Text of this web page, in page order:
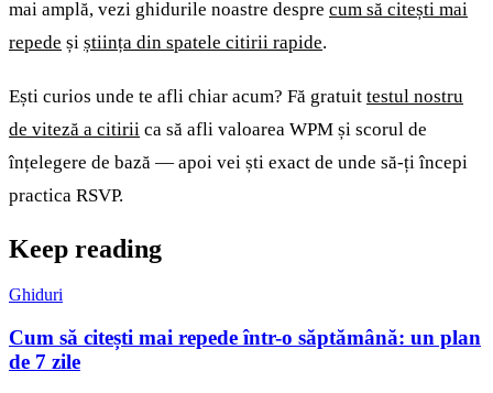
mai amplă, vezi ghidurile noastre despre cum să citești mai
repede și știința din spatele citirii rapide.
Ești curios unde te afli chiar acum? Fă gratuit testul nostru
de viteză a citirii ca să afli valoarea WPM și scorul de
înțelegere de bază — apoi vei ști exact de unde să-ți începi
practica RSVP.
Keep reading
Ghiduri
Cum să citești mai repede într-o săptămână: un plan
de 7 zile